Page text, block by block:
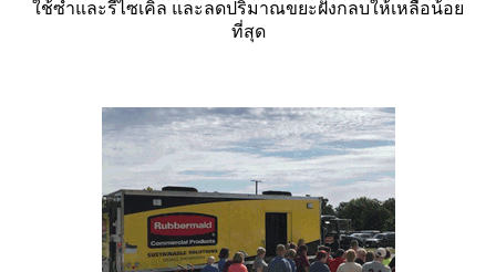
ใช้ซ้ำและรีไซเคิล และลดปริมาณขยะฝังกลบให้เหลือน้อย
ที่สุด